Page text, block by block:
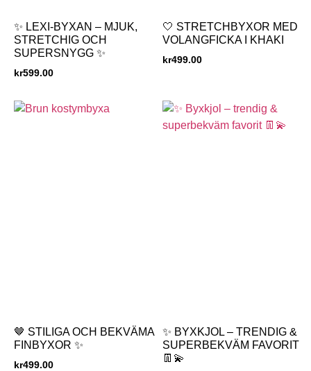
✨ LEXI-BYXAN – MJUK,
STRETCHIG OCH
SUPERSNYGG ✨
kr599.00
🤍 STRETCHBYXOR MED
VOLANGFICKA I KHAKI
kr499.00
🤎 STILIGA OCH BEKVÄMA
FINBYXOR ✨
kr499.00
✨ BYXKJOL – TRENDIG &
SUPERBEKVÄM FAVORIT
👖💫